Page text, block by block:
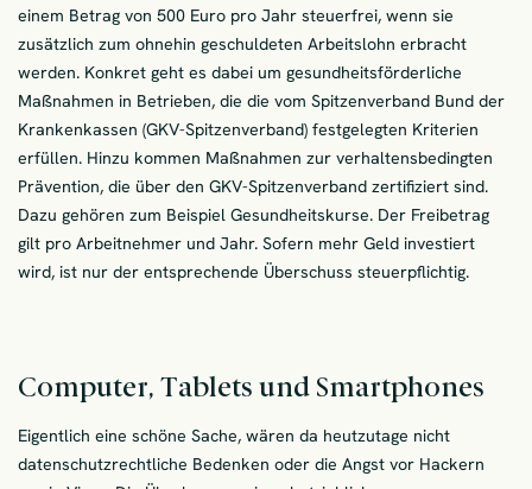
einem Betrag von 500 Euro pro Jahr steuerfrei, wenn sie
zusätzlich zum ohnehin geschuldeten Arbeitslohn erbracht
werden. Konkret geht es dabei um gesundheitsförderliche
Maßnahmen in Betrieben, die die vom Spitzenverband Bund der
Krankenkassen (GKV-Spitzenverband) festgelegten Kriterien
erfüllen. Hinzu kommen Maßnahmen zur verhaltensbedingten
Prävention, die über den GKV-Spitzenverband zertifiziert sind.
Dazu gehören zum Beispiel Gesundheitskurse. Der Freibetrag
gilt pro Arbeitnehmer und Jahr. Sofern mehr Geld investiert
wird, ist nur der entsprechende Überschuss steuerpflichtig.
Computer, Tablets und Smartphones
Eigentlich eine schöne Sache, wären da heutzutage nicht
datenschutzrechtliche Bedenken oder die Angst vor Hackern